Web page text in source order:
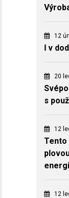
12
I v
20
s
12
Tento
12